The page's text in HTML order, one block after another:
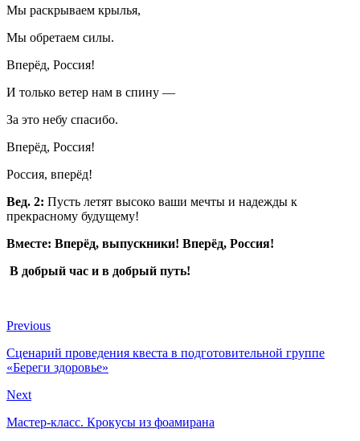
Мы раскрываем крылья,
Мы обретаем силы.
Вперёд, Россия!
И только ветер нам в спину —
За это небу спасибо.
Вперёд, Россия!
Россия, вперёд!
Вед. 2: Пусть летят высоко ваши мечты и надежды к
прекрасному будущему!
Вместе: Вперёд, выпускники! Вперёд, Россия!
В добрый час и в добрый путь!
Previous
Сценарий проведения квеста в подготовительной группе
«Береги здоровье»
Next
Мастер-класс. Крокусы из фоамирана